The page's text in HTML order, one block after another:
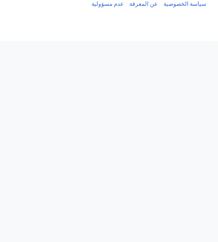
سياسة الخصوصية عن المعرفة عدم مسؤولية